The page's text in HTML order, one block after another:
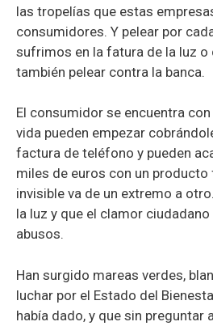
las tropelías que estas
consumidores. Y pelear por
sufrimos en la fatura de la luz o
también pelear contra la banca.
El consumidor se encuentra
vida pueden empezar
factura de teléfono y pueden
miles de euros con un producto
invisible va de un extremo a
la luz y que el clamor
abusos.
Han surgido mareas verdes,
luchar por el Estado del
había dado, y que sin preguntar